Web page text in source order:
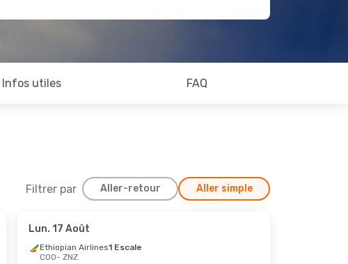
Infos utiles FAQ
Filtrer par Aller-retour Aller simple
Lun. 17 Août
Ethiopian Airlines1 Escale
COO- ZNZ